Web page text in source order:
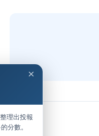
×
理出投報
分數。